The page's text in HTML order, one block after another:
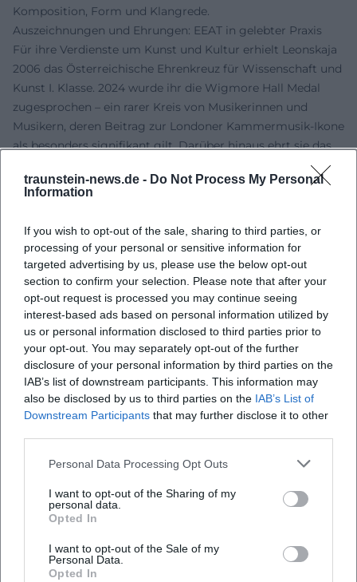
traunstein-news.de - Do Not Process My Personal
Information
If you wish to opt-out of the sale, sharing to third parties, or
processing of your personal or sensitive information for
targeted advertising by us, please use the below opt-out
section to confirm your selection. Please note that after your
opt-out request is processed you may continue seeing
interest-based ads based on personal information utilized by
us or personal information disclosed to third parties prior to
your opt-out. You may separately opt-out of the further
disclosure of your personal information by third parties on the
IAB’s list of downstream participants. This information may
also be disclosed by us to third parties on the IAB’s List of
Downstream Participants that may further disclose it to other
Personal Data Processing Opt Outs
I want to opt-out of the Sharing of my
personal data.
Opted In
I want to opt-out of the Sale of my
Personal Data.
Opted In
Komposition, Form und Klangrede.
Auszeichnungen und Ehrungen: EEAT in gelebter Praxis
Für ihre Verdienste um Kunst und Kultur erhielt Leonskaja
2006 das Österreichische Ehrenkreuz für Wissenschaft und
Kunst I. Klasse. 2024 wurde ihr die Wigmore Hall Medal
zugesprochen – ein rarer Kreis von Musikerinnen und
Musikern, deren Beitrag zur Londoner Kammermusik-Ikone
als besonders signifikant gilt. Darüber hinaus ehrt sie das
Wiener Konzerthaus als Ehrenmitglied; internationale
Jurys würdigten ihre Aufnahmen wiederholt –
Konsequenz. Diese Anerkennungen belegen Autorität und
Vertrauenswürdigkeit: Eine Künstlerin, deren Diskographie,
Bühnenbiografie und pädagogische Arbeit in Summe ein
kohärentes künstlerisches Profil ergeben.
Aktuelle Projekte 2024–2026: Veröffentlichungen, Portraits
und Konzertkalender
In den Jahren 2024 bis 2026 unterstreichen neue
Veröffentlichungen und prominente Bühnen ihre
anhaltende Präsenz. Neben kuratierten Sammlungen
erschienen 2024/25 umfangreiche thematische Alben und
Köln und Kopenhagen; 2025 interpretierte sie Beethovens
Klavierkonzert Nr. 5 mit dem Gürzenich-Orchester Köln,
während sie parallel Soloabende mit Beethovens Sonaten-
Trilogie op. 109–111 gestaltete. Anfang 2026 widmet ihr der
Fernsehsender Mezzo ein Geburtstags-Porträtprogramm –
ein mediales Zeichen für die ungebrochene Relevanz ihrer